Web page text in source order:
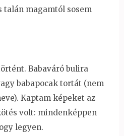
talán magamtól sosem
Babaváró bulira
babapocak tortát (nem
Kaptam képeket az
volt: mindenképpen
legyen.